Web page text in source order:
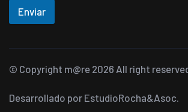
Enviar
© Copyright m@re 2026 All right
Desarrollado por EstudioRocha&Asoc.